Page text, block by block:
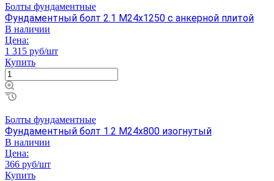
Болты фундаментные
Фундаментный болт 2.1 М24х1250 с анкерной плитой
В наличии
Цена:
1 315 руб/шт
Купить
Болты фундаментные
Фундаментный болт 1.2 М24х800 изогнутый
В наличии
Цена:
366 руб/шт
Купить